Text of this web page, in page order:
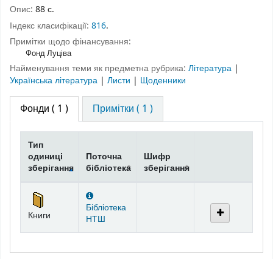
Опис: 88 с.
Індекс класифікації: 816.
Примітки щодо фінансування:
Фонд Луціва
Найменування теми як предметна рубрика: Література |
Українська література | Листи | Щоденники
Фонди ( 1 ) Примітки ( 1 )
Фонди
Тип
одиниці
зберігання
Поточна
бібліотека
Шифр
зберігання
Книги
Бібліотека
НТШ